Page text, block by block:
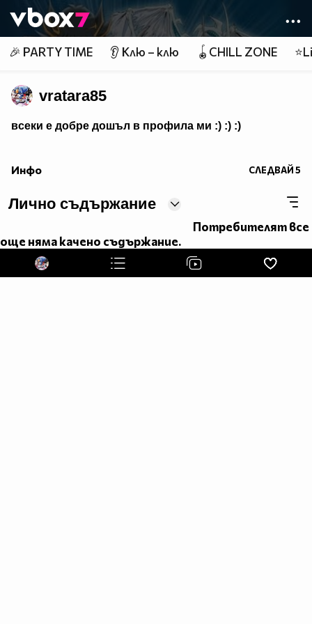
👾
🎉 PARTY TIME 👂 Клю – клю 🪀CHILL ZONE
vratara85
всеки е добре дошъл в профила ми :) :) :)
Инфо СЛЕДВАЙ5
Лично съдържание
Потребителят все
още няма качено съдържание.